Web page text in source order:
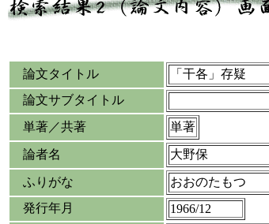
論文タイトル
「干各」存疑
論文サブタイトル
単著／共著
単著
論者名 大野保
ふりがな
おおのたもつ
発行年月
1966/12